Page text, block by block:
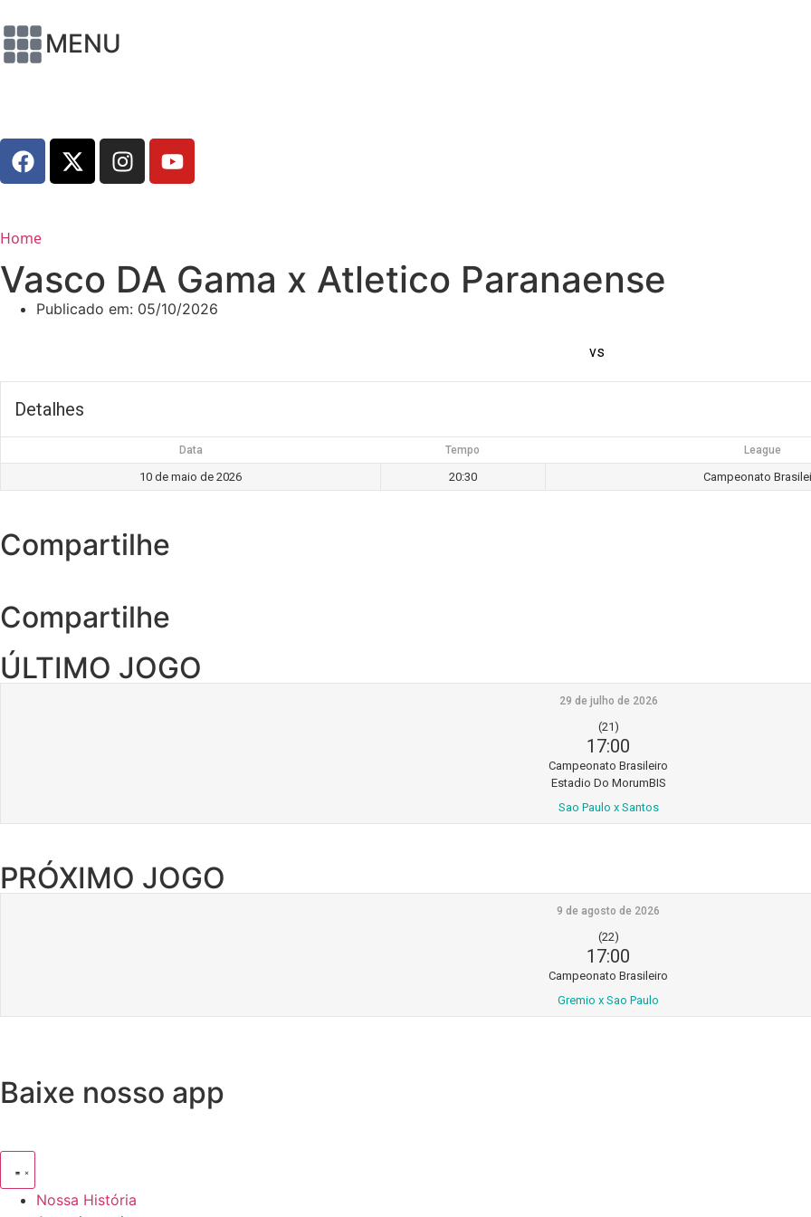
MENU
Home
Vasco DA Gama x Atletico Paranaense
Publicado em: 05/10/2026
vs
Detalhes
Data Tempo League
10 de maio de 2026 20:30 Campeonato
Compartilhe
Compartilhe
ÚLTIMO JOGO
29 de julho de 2026
(21)
17:00
Campeonato Brasileiro
Estadio Do MorumBIS
Sao Paulo x Santos
PRÓXIMO JOGO
9 de agosto de 2026
(22)
17:00
Campeonato Brasileiro
Gremio x Sao Paulo
Baixe nosso app
Nossa História